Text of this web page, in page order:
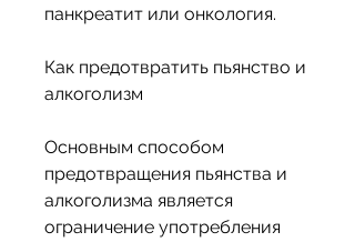
панкреатит или онкология.
Как предотвратить пьянство и
алкоголизм
Основным способом
предотвращения пьянства и
алкоголизма является
ограничение употребления